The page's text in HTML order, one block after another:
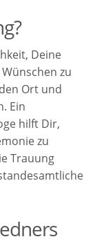
Deine
zu
Ort und
Ein
hilft Dir,
zu
Trauung